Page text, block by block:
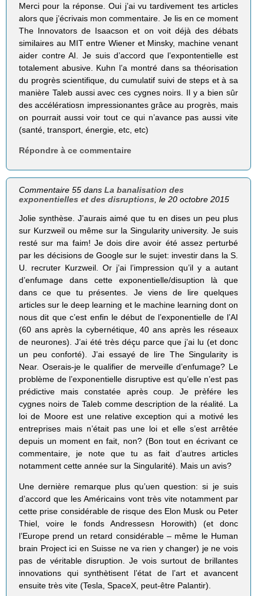
Merci pour la réponse. Oui j’ai vu tardivement tes articles
alors que j’écrivais mon commentaire. Je lis en ce moment
The Innovators de Isaacson et on voit déjà des débats
similaires au MIT entre Wiener et Minsky, machine venant
aider contre AI. Je suis d’accord que l’expontentielle est
totalement abusive. Kuhn l’a montré dans sa théorisation
du progrès scientifique, du cumulatif suivi de steps et à sa
manière Taleb aussi avec ces cygnes noirs. Il y a bien sûr
des accélératiosn impressionantes grâce au progrès, mais
on pourrait aussi voir tout ce qui n’avance pas aussi vite
(santé, transport, énergie, etc, etc)
Répondre à ce commentaire
Commentaire 55 dansLa banalisation des
exponentielles et des disruptions , le 20 octobre 2015
Jolie synthèse. J’aurais aimé que tu en dises un peu plus
sur Kurzweil ou même sur la Singularity university. Je suis
resté sur ma faim! Je dois dire avoir été assez perturbé
par les décisions de Google sur le sujet: investir dans la S.
U. recruter Kurzweil. Or j’ai l’impression qu’il y a autant
d’enfumage dans cette exponentielle/disuption là que
dans ce que tu présentes. Je viens de lire quelques
articles sur le deep learning et le machine learning dont on
nous dit que c’est enfin le début de l’exponentielle de l’AI
(60 ans après la cybernétique, 40 ans après les réseaux
de neurones). J’ai été très déçu parce que j’ai lu (et donc
un peu conforté). J’ai essayé de lire The Singularity is
Near. Oserais-je le qualifier de merveille d’enfumage? Le
problème de l’exponentielle disruptive est qu’elle n’est pas
prédictive mais constatée après coup. Je prèfére les
cygnes noirs de Taleb comme description de la réalité. La
loi de Moore est une relative exception qui a motivé les
entreprises mais n’était pas une loi et elle s’est arrêtée
depuis un moment en fait, non? (Bon tout en écrivant ce
commentaire, je note que tu as fait d’autres articles
notamment cette année sur la Singularité). Mais un avis?
Une dernière remarque plus qu’uen question: si je suis
d’accord que les Américains vont très vite notamment par
cette prise considérable de risque des Elon Musk ou Peter
Thiel, voire le fonds Andressesn Horowith) (et donc
l’Europe prend un retard considérable – même le Human
brain Project ici en Suisse ne va rien y changer) je ne vois
pas de véritable disruption. Je vois surtout de brillantes
innovations qui synthètisent l’état de l’art et avancent
ensuite très vite (Tesla, SpaceX, peut-être Palantir).